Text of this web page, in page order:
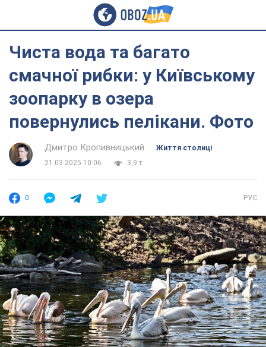
Чиста вода та багато
смачної рибки: у Київському
зоопарку в озера
повернулись пелікани. Фото
Дмитро Кропивницький
Життя столиці
21.03.2025 10:06
3,9 т.
0 РУС